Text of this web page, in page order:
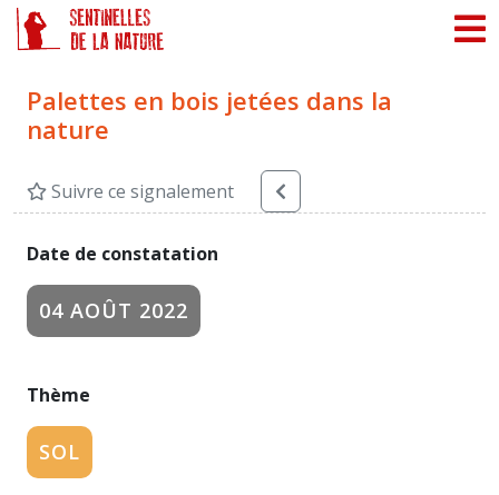
Palettes en bois jetées dans la
nature
Suivre ce signalement
Date de constatation
04 AOÛT 2022
Thème
SOL
Panneau de gestion des cookies